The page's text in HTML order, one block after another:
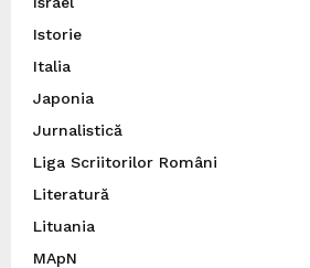
Istorie
Italia
Japonia
Jurnalistică
Liga Scriitorilor Români
Literatură
Lituania
MApN